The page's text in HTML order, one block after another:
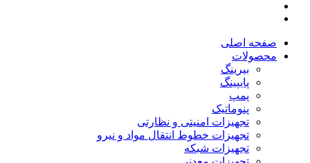
صفحه اصلی
محصولات
بیرینگ
پایپینگ
پمپ
پنوماتیک
تجهیزات امنیتی و نظارتی
تجهیزات خطوط انتقال مواد و نیرو
تجهیزات شبکه